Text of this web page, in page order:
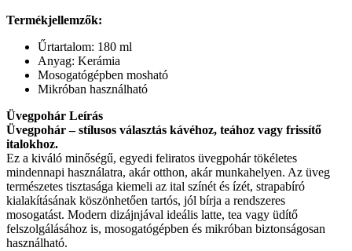
Termékjellemzők:
Űrtartalom: 180 ml
Anyag: Kerámia
Mosogatógépben mosható
Mikróban használható
Üvegpohár Leírás
Üvegpohár – stílusos választás kávéhoz, teához vagy frissítő
italokhoz.
Ez a kiváló minőségű, egyedi feliratos üvegpohár tökéletes
mindennapi használatra, akár otthon, akár munkahelyen. Az üveg
természetes tisztasága kiemeli az ital színét és ízét, strapabíró
kialakításának köszönhetően tartós, jól bírja a rendszeres
mosogatást. Modern dizájnjával ideális latte, tea vagy üdítő
felszolgálásához is, mosogatógépben és mikróban biztonságosan
használható.